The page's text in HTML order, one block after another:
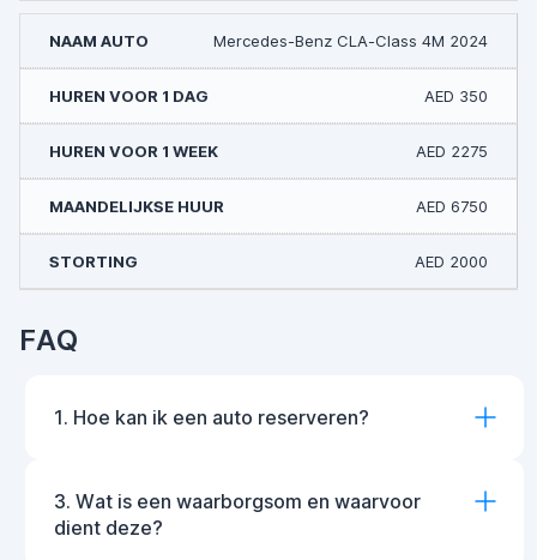
Mercedes-Benz CLA-Class 4M 2024
AED 350
AED 2275
AED 6750
AED 2000
FAQ
1. Hoe kan ik een auto reserveren?
3. Wat is een waarborgsom en waarvoor
dient deze?